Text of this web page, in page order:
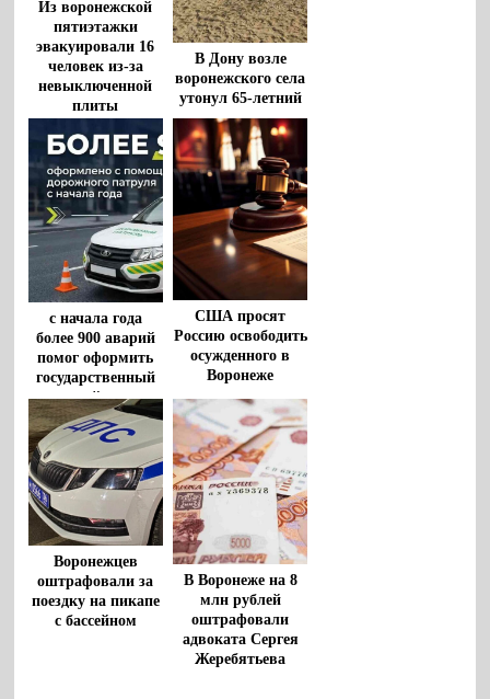
Из воронежской
пятиэтажки
эвакуировали 16
человек из-за
невыключенной
плиты
В Дону возле
воронежского села
утонул 65-летний
мужчина
с начала года
более 900 аварий
помог оформить
государственный
дорожный патруль
США просят
Россию освободить
осужденного в
Воронеже
американца
Роберта Гилмана
Воронежцев
оштрафовали за
поездку на пикапе
с бассейном
В Воронеже на 8
млн рублей
оштрафовали
адвоката Сергея
Жеребятьева